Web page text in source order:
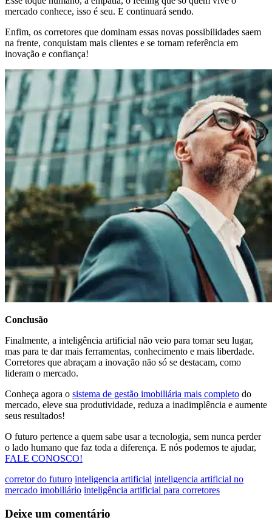
mercado conhece, isso é seu. E continuará sendo.
Enfim, os corretores que dominam essas novas possibilidades saem
na frente, conquistam mais clientes e se tornam referência em
inovação e confiança!
Conclusão
Finalmente, a inteligência artificial não veio para tomar seu lugar,
mas para te dar mais ferramentas, conhecimento e mais liberdade.
Corretores que abraçam a inovação não só se destacam, como
lideram o mercado.
Conheça agora o sistema de gestão imobiliária mais completo do
mercado, eleve sua produtividade, reduza a inadimplência e aumente
seus resultados!
O futuro pertence a quem sabe usar a tecnologia, sem nunca perder
o lado humano que faz toda a diferença. E nós podemos te ajudar,
FALE CONOSCO!
corretor do futuro inteligencia artificial inteligencia artificial no
mercado imobiliário inteligência artificial para corretores
Deixe um comentário